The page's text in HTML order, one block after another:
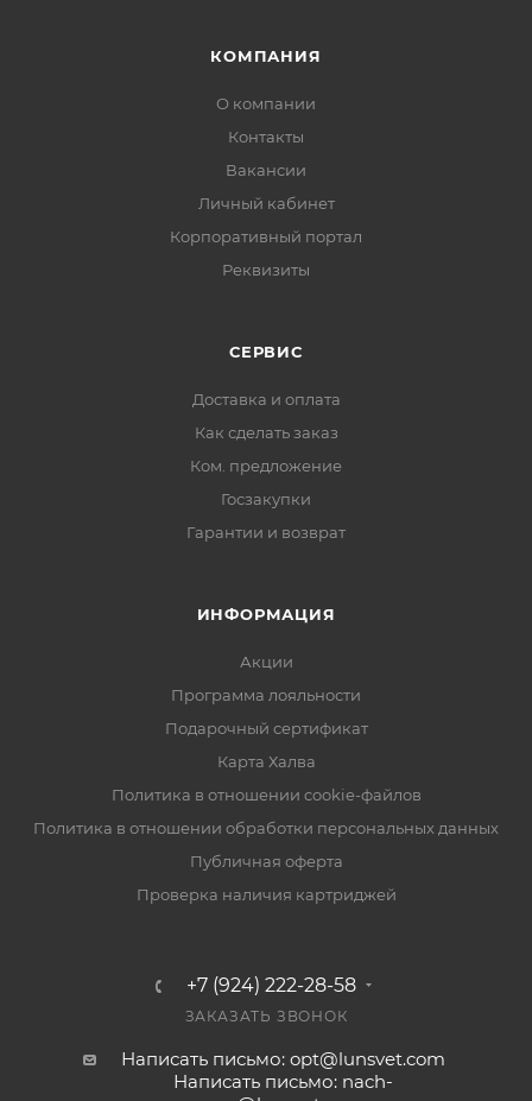
КОМПАНИЯ
О компании
Контакты
Вакансии
Личный кабинет
Корпоративный портал
Реквизиты
СЕРВИС
Доставка и оплата
Как сделать заказ
Ком. предложение
Госзакупки
Гарантии и возврат
ИНФОРМАЦИЯ
Акции
Программа лояльности
Подарочный сертификат
Карта Халва
Политика в отношении cookie-файлов
Политика в отношении обработки персональных данных
Публичная оферта
Проверка наличия картриджей
+7 (924) 222-28-58
ЗАКАЗАТЬ ЗВОНОК
Написать письмо: opt@lunsvet.com
Написать письмо: nach-